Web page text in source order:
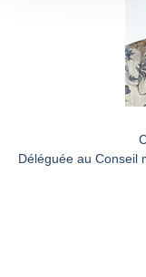
Déléguée au Conseil